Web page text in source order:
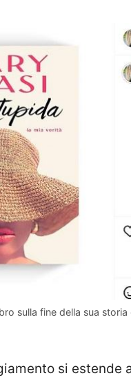
sulla fine della sua
si